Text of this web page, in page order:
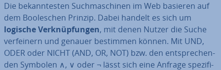
Die be­kann­tes­ten Such­ma­schi­nen im Web basieren auf
dem Boole­schen Prinzip. Dabei handelt es sich um
logische Ver­knüp­fun­gen, mit denen Nutzer die Suche
ver­fei­nern und genauer bestimmen können. Mit UND,
ODER oder NICHT (AND, OR, NOT) bzw. den ent­spre­chen­
den Symbolen ∧, ∨ oder ¬ lässt sich eine Anfrage spe­zi­fi­